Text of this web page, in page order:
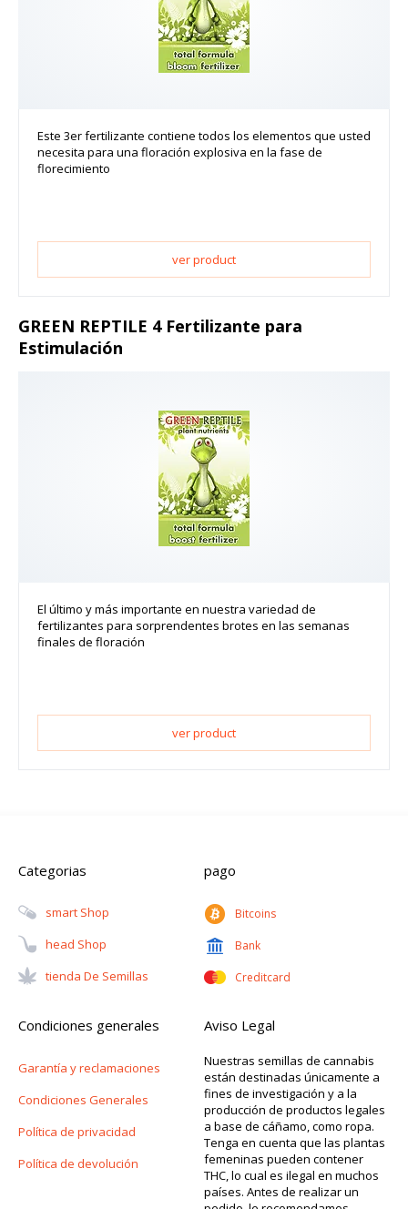
Este 3er fertilizante contiene todos los elementos que usted
necesita para una floración explosiva en la fase de
florecimiento
ver product
GREEN REPTILE 4 Fertilizante para
Estimulación
El último y más importante en nuestra variedad de
fertilizantes para sorprendentes brotes en las semanas
finales de floración
ver product
Categorias
Smart Shop
Head Shop
Tienda De Semillas
pago
Bitcoins
Bank
Creditcard
Condiciones generales
Garantía y reclamaciones
Condiciones Generales
Política de privacidad
Política de devolución
Aviso Legal
Nuestras semillas de cannabis
están destinadas únicamente a
fines de investigación y a la
producción de productos legales
a base de cáñamo, como ropa.
Tenga en cuenta que las plantas
femeninas pueden contener
THC, lo cual es ilegal en muchos
países. Antes de realizar un